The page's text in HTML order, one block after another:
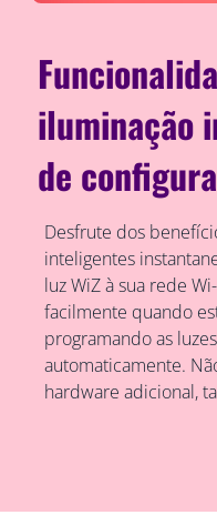
iluminação
de
Desfrute dos
inteligentes
luz WiZ à sua rede
facilmente quando
programando as
automaticamente.
hardware adicional,